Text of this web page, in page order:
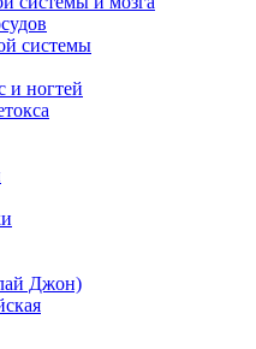
системы
и ногтей
Джон)